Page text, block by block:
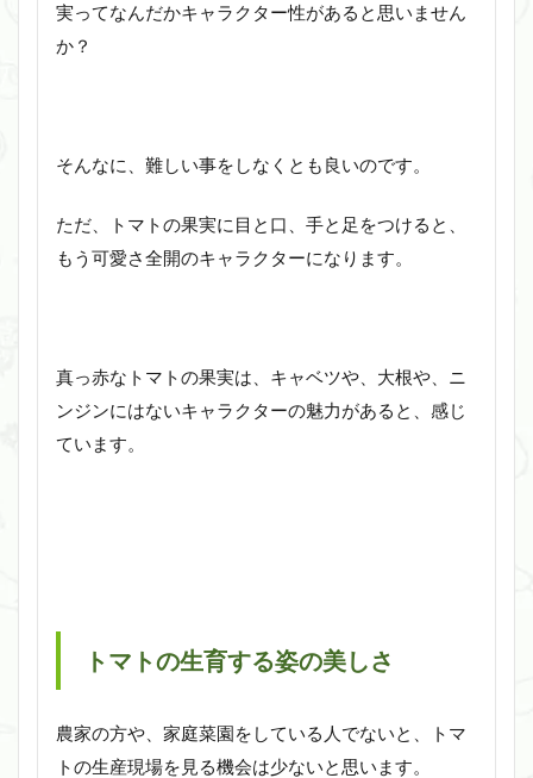
実ってなんだかキャラクター性があると思いません
か？
そんなに、難しい事をしなくとも良いのです。
ただ、トマトの果実に目と口、手と足をつけると、
もう可愛さ全開のキャラクターになります。
真っ赤なトマトの果実は、キャベツや、大根や、ニ
ンジンにはないキャラクターの魅力があると、感じ
ています。
トマトの生育する姿の美しさ
農家の方や、家庭菜園をしている人でないと、トマ
トの生産現場を見る機会は少ないと思います。